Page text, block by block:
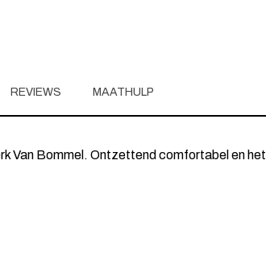
REVIEWS MAATHULP
Van Bommel. Ontzettend comfortabel en het